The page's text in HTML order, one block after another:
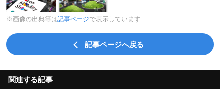
※画像の出典等は記事ページで表示しています
記事ページへ戻る
関連する記事